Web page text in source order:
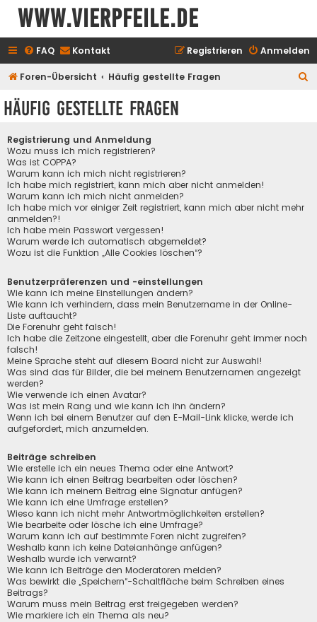
www.vierpfeile.de
FAQ Kontakt Anmelden
Registrieren
Foren-Übersicht Häufig gestellte Fragen
Häufig gestellte Fragen
Registrierung und Anmeldung
Wozu muss ich mich registrieren?
Was ist COPPA?
Warum kann ich mich nicht registrieren?
Ich habe mich registriert, kann mich aber nicht anmelden!
Warum kann ich mich nicht anmelden?
Ich habe mich vor einiger Zeit registriert, kann mich aber nicht mehr
anmelden?!
Ich habe mein Passwort vergessen!
Warum werde ich automatisch abgemeldet?
Wozu ist die Funktion „Alle Cookies löschen“?
Benutzerpräferenzen und -einstellungen
Wie kann ich meine Einstellungen ändern?
Wie kann ich verhindern, dass mein Benutzername in der Online-
Liste auftaucht?
Die Forenuhr geht falsch!
Ich habe die Zeitzone eingestellt, aber die Forenuhr geht immer noch
falsch!
Meine Sprache steht auf diesem Board nicht zur Auswahl!
Was sind das für Bilder, die bei meinem Benutzernamen angezeigt
werden?
Wie verwende ich einen Avatar?
Was ist mein Rang und wie kann ich ihn ändern?
Wenn ich bei einem Benutzer auf den E-Mail-Link klicke, werde ich
aufgefordert, mich anzumelden.
Beiträge schreiben
Wie erstelle ich ein neues Thema oder eine Antwort?
Wie kann ich einen Beitrag bearbeiten oder löschen?
Wie kann ich meinem Beitrag eine Signatur anfügen?
Wie kann ich eine Umfrage erstellen?
Wieso kann ich nicht mehr Antwortmöglichkeiten erstellen?
Wie bearbeite oder lösche ich eine Umfrage?
Warum kann ich auf bestimmte Foren nicht zugreifen?
Weshalb kann ich keine Dateianhänge anfügen?
Weshalb wurde ich verwarnt?
Wie kann ich Beiträge den Moderatoren melden?
Was bewirkt die „Speichern“-Schaltfläche beim Schreiben eines
Beitrags?
Warum muss mein Beitrag erst freigegeben werden?
Wie markiere ich ein Thema als neu?